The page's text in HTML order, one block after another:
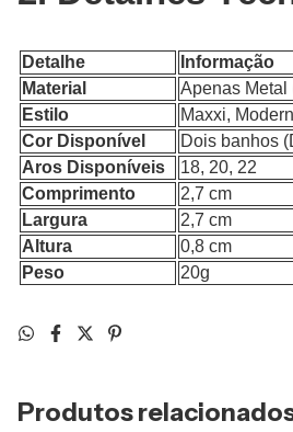
Detalhe
Informação
Material
Apenas Metal
Estilo
Maxxi,
Cor Disponível
Dois banhos
Aros Disponíveis
18, 20, 22
Comprimento
2,7 cm
Largura
2,7 cm
Altura
0,8 cm
Peso
20g
Produtos